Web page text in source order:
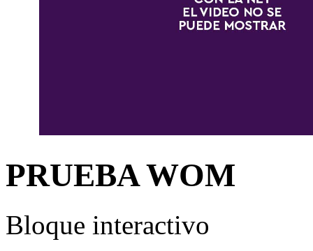
PRUEBA WOM
Bloque interactivo